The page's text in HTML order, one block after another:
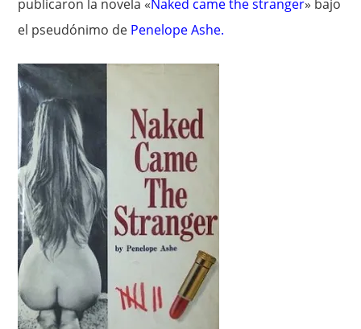
publicaron la novela «Naked came the stranger» bajo
el pseudónimo de Penelope Ashe.